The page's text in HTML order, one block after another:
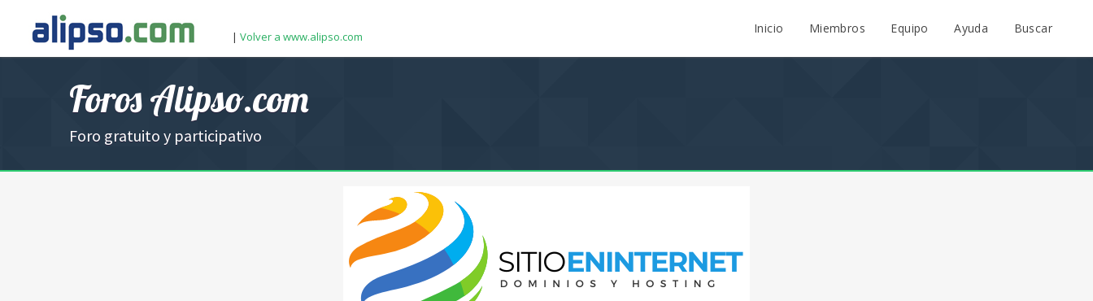
| Volver a www.alipso.com
Inicio Miembros Equipo Ayuda Buscar
Foros Alipso.com
Foro gratuito y participativo